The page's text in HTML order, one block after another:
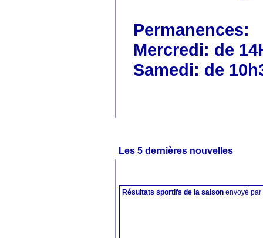
Permanences:
Mercredi: de
Samedi: de
Les 5 dernières nouvelles
Résultats sportifs de la saison envoyé par